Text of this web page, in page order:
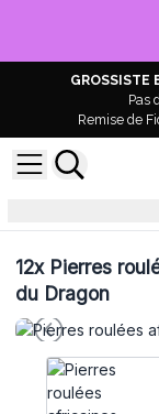
GROSSISTE
Pas
Remise de
Moyennes
12xPierres
du Dragon